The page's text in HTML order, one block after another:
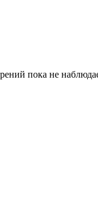
пока не